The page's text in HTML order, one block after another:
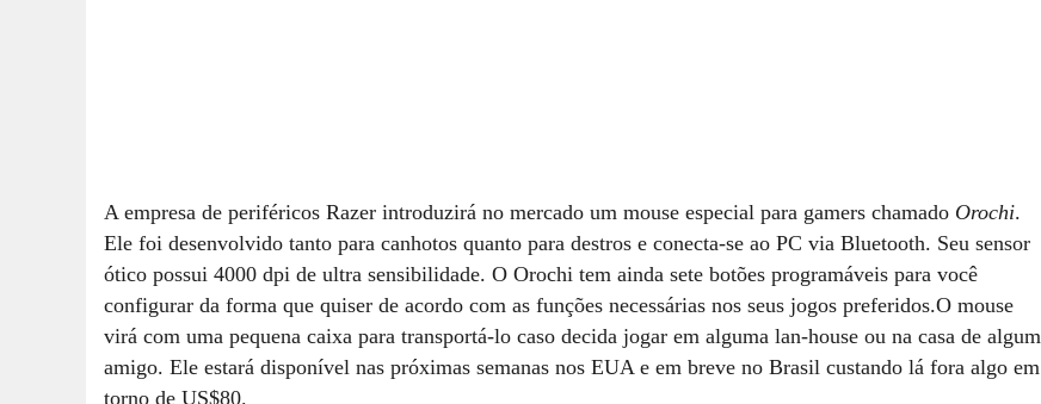
A empresa de periféricos Razer introduzirá no mercado um mouse especial para gamers chamado Orochi.
Ele foi desenvolvido tanto para canhotos quanto para destros e conecta-se ao PC via Bluetooth. Seu sensor
ótico possui 4000 dpi de ultra sensibilidade. O Orochi tem ainda sete botões programáveis para você
configurar da forma que quiser de acordo com as funções necessárias nos seus jogos preferidos.O mouse
virá com uma pequena caixa para transportá-lo caso decida jogar em alguma lan-house ou na casa de algum
amigo. Ele estará disponível nas próximas semanas nos EUA e em breve no Brasil custando lá fora algo em
torno de US$80.